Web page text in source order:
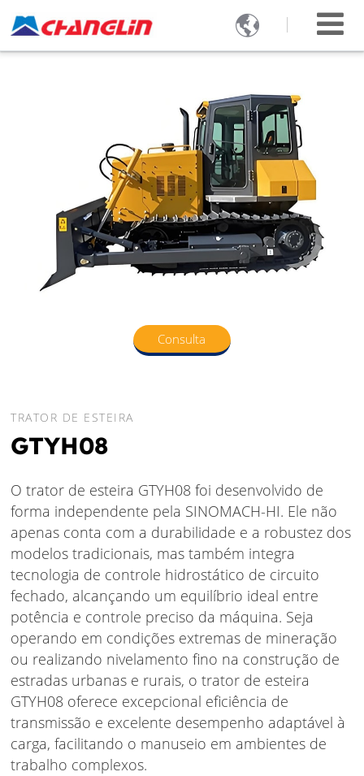

TRATOR DE ESTEIRA
GTYH08
O trator de esteira GTYH08 foi desenvolvido de
forma independente pela SINOMACH-HI. Ele não
apenas conta com a durabilidade e a robustez dos
modelos tradicionais, mas também integra
tecnologia de controle hidrostático de circuito
fechado, alcançando um equilíbrio ideal entre
potência e controle preciso da máquina. Seja
operando em condições extremas de mineração
ou realizando nivelamento fino na construção de
estradas urbanas e rurais, o trator de esteira
GTYH08 oferece excepcional eficiência de
transmissão e excelente desempenho adaptável à
carga, facilitando o manuseio em ambientes de
trabalho complexos.
Consulta